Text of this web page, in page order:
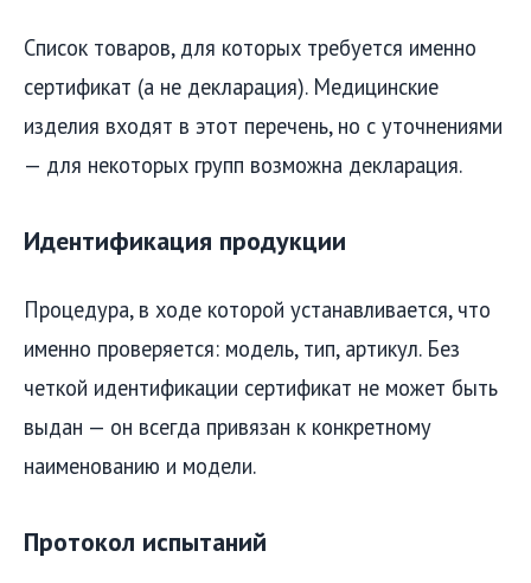
Список товаров, для которых требуется именно
сертификат (а не декларация). Медицинские
изделия входят в этот перечень, но с уточнениями
— для некоторых групп возможна декларация.
Идентификация продукции
Процедура, в ходе которой устанавливается, что
именно проверяется: модель, тип, артикул. Без
четкой идентификации сертификат не может быть
выдан — он всегда привязан к конкретному
наименованию и модели.
Протокол испытаний